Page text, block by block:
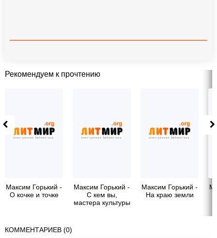
Рекомендуем к прочтению
Максим Горький -
О кочке и точке
Максим Горький -
С кем вы,
мастера культуры
Максим Горький -
На краю земли
КОММЕНТАРИЕВ (0)